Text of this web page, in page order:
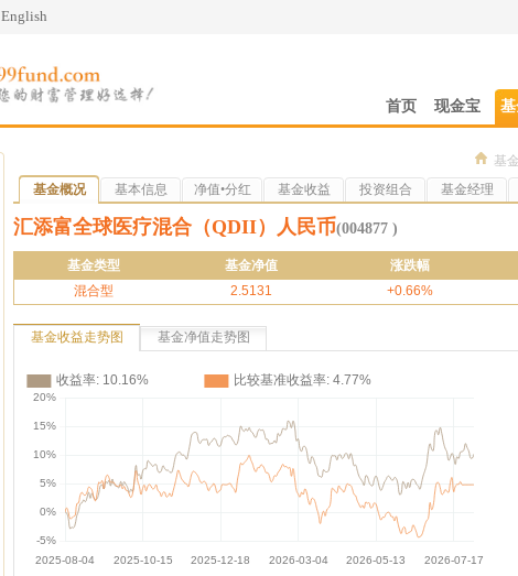
English
首页 现金宝
基
基金概况 基本信息 净值•分红 基金收益 投资组合 基金经理
汇添富全球医疗混合（QDII）人民币(004877 )
基金类型 基金净值 涨跌幅
混合型
2.5131 +0.66%
基金收益走势图 基金净值走势图